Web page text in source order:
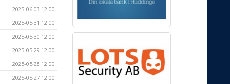
2025-06-03 12:00
2025-05-31 12:00
2025-05-30 12:00
2025-05-29 12:00
2025-05-28 12:00
2025-05-27 12:00